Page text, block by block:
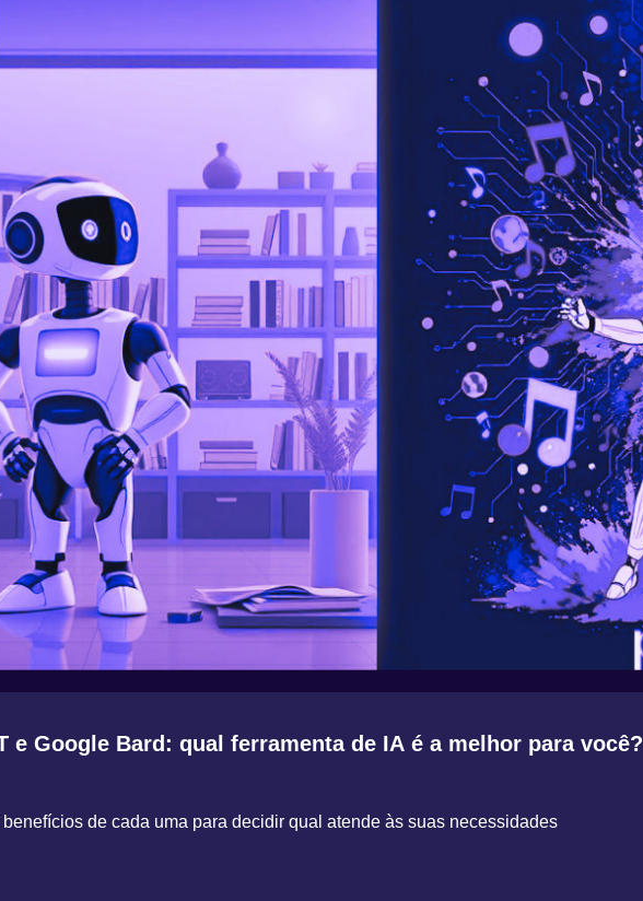
e Google Bard: qual ferramenta de IA é a melhor para você?
de cada uma para decidir qual atende às suas necessidades